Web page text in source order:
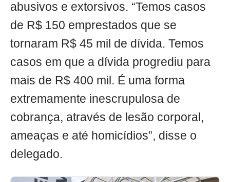
abusivos e extorsivos. “Temos casos
de R$ 150 emprestados que se
tornaram R$ 45 mil de dívida. Temos
casos em que a dívida progrediu para
mais de R$ 400 mil. É uma forma
extremamente inescrupulosa de
cobrança, através de lesão corporal,
ameaças e até homicídios”, disse o
delegado.